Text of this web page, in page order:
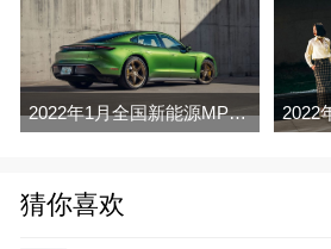
2022年1月全国新能源MPV销量排行榜完整版
猜你喜欢